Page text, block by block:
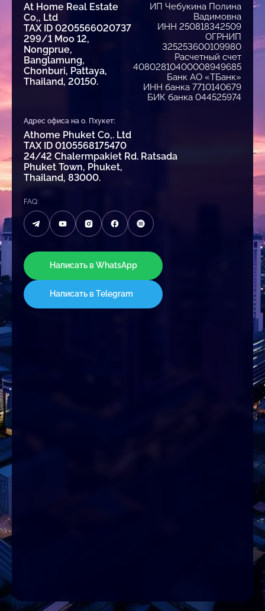
At Home Real Estate
Co,, Ltd
TAX ID 0205566020737
299/1 Moo 12,
Nongprue,
Banglamung,
Chonburi, Pattaya,
Thailand, 20150.
ИП Чебукина Полина
Вадимовна
ИНН 250818342509
ОГРНИП
325253600109980
Расчетный счет
40802810400008949685
Банк АО «ТБанк»
ИНН банка 7710140679
БИК банка 044525974
Адрес офиса на о. Пхукет:
Athome Phuket Co,. Ltd
TAX ID 0105568175470
24/42 Chalermpakiet Rd. Ratsada
Phuket Town, Phuket,
Thailand, 83000.
FAQ:
Написать в WhatsApp
Написать в Telegram